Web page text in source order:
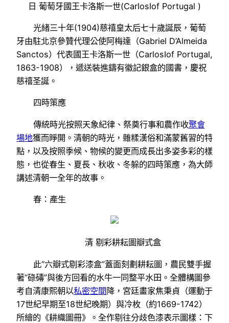
日 葡萄牙國王卡洛斯一世(CarlosⅠof Portugal )
光緒三十年(1904)慈禧皇太后七十歲誕辰，葡萄
牙由駐北京參贊代理公使阿梅達（Gabriel D’Almeida
Sanctos）代表國王卡洛斯一世（CarlosⅠof Portugal,
1863-1908），遞送裝進鑄有徽記銀盒的國書，慶祝
慈禧圣誕。
四時策應
傳統時光按照天象紀律、祭奠行事和農作收聚會
場地獲而睜開。清朝的時光，雜糅漢俗和滿蒙舊習的特
點，以及按照季候、物候的變更而成長出多姿多彩的樣
態，也從春生、夏長、秋收、冬躲的四時策應，為大師
講述清朝一全年的故事。
春：產生
清 剔彩耕耘圖瓣式盒
此“六瓣式剔彩漆盒”蓋面刻劃耕耘圖，農民雙手握
著“碌碡”與後方回看的水牛一同整平水田。全體構圖參
考自清康熙朝以私密空間降，宮廷畫家焦秉貞（運動于
17世紀早期至18世紀晚期）與冷枚（約1669-1742）
所繪的《耕織圖冊》。全作剔往分歧色漆表示圖樣：下